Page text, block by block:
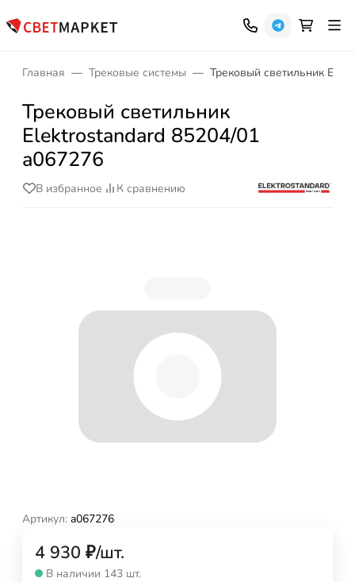
Главная Трековые системы Трековый светильник
Трековый светильник
Elektrostandard 85204/01
a067276
В избранное К сравнению
Артикул: a067276
4 930 ₽/шт.
В наличии 143 шт.